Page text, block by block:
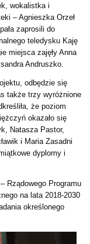
wokalistka i
– Agnieszka Orzeł
zaprosili do
teledysku Kaję
miejsca zajęły Anna
Andruszko.
odbędzie się
także trzy wyróżnione
że poziom
okazało się
Natasza Pastor,
i Maria Zasadni
dyplomy i
Rządowego Programu
na lata 2018-2030
określonego